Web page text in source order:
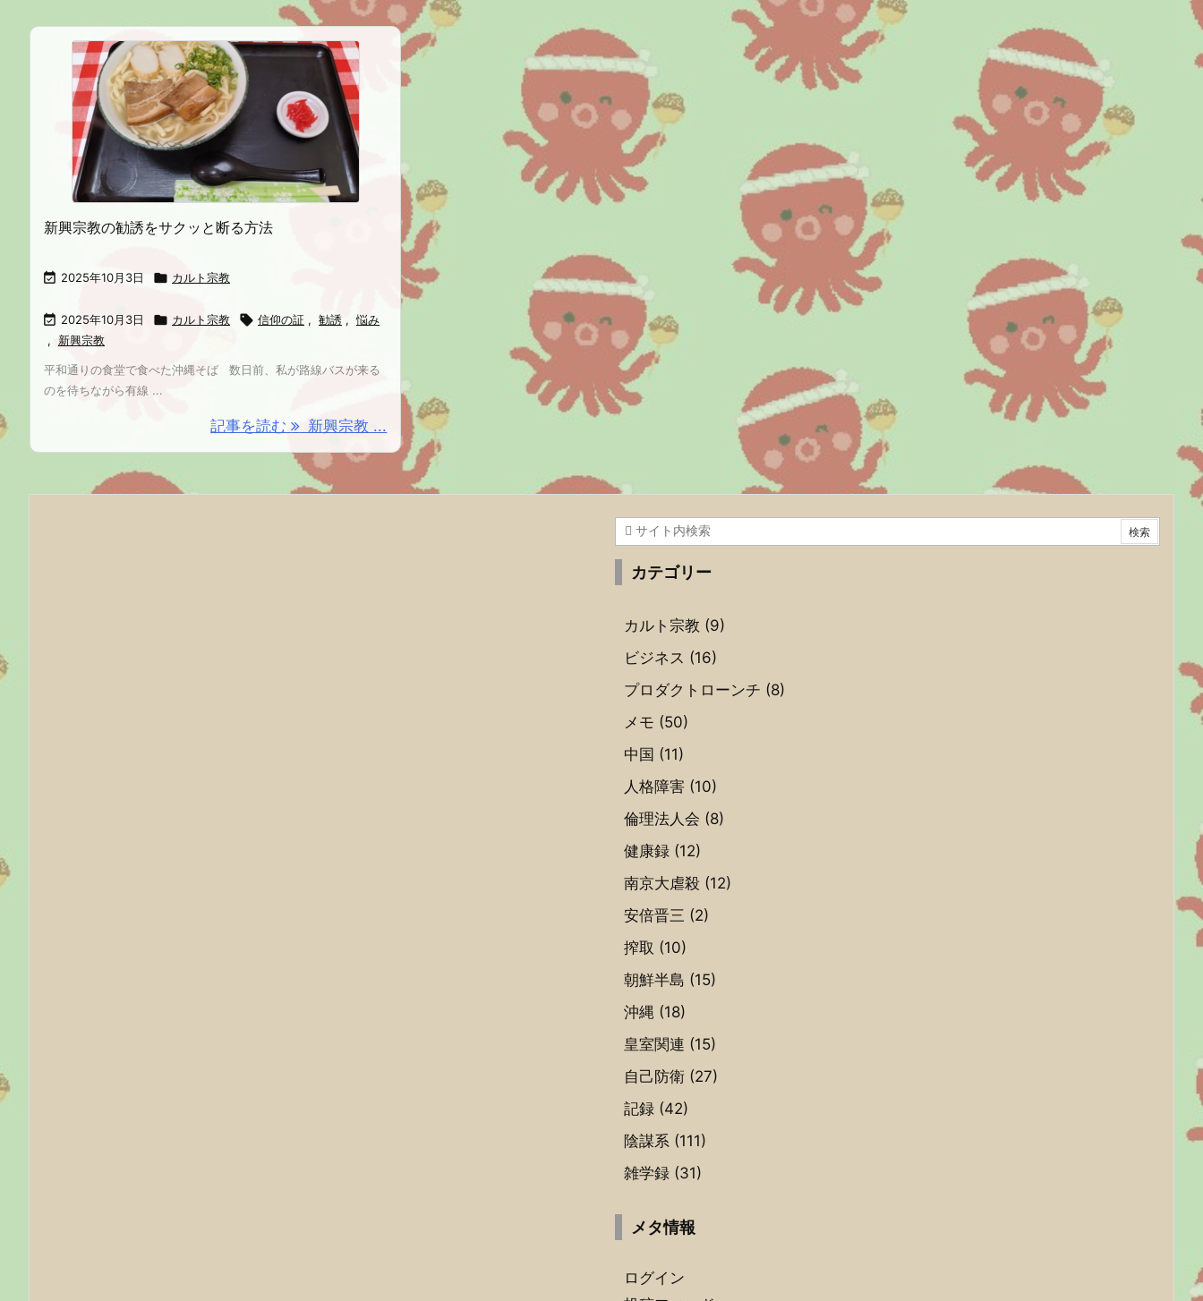
新興宗教の勧誘をサクッと断る方法
 2025年10月3日  カルト宗教
 2025年10月3日  カルト宗教  信仰の証 , 勧誘 , 悩み
, 新興宗教
平和通りの食堂で食べた沖縄そば 数日前、私が路線バスが来る
のを待ちながら有線 ...
記事を読む 新興宗教 ...
カテゴリー
カルト宗教 (9)
ビジネス (16)
プロダクトローンチ (8)
メモ (50)
中国 (11)
人格障害 (10)
倫理法人会 (8)
健康録 (12)
南京大虐殺 (12)
安倍晋三 (2)
搾取 (10)
朝鮮半島 (15)
沖縄 (18)
皇室関連 (15)
自己防衛 (27)
記録 (42)
陰謀系 (111)
雑学録 (31)
メタ情報
ログイン